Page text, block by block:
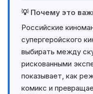
💡 Почему это
Российские
супергеройского
выбирать между
рискованными
показывает, как
комикс и